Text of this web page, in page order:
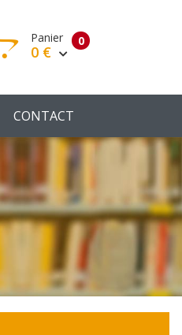
0
Panier
0 €
CONTACT